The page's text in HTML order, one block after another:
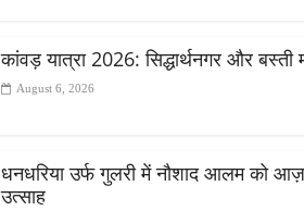
कांवड़ यात्रा 2026: सिद्धार्थनगर और
August 6, 2026
धनधरिया उर्फ गुलरी में नौशाद आलम को
उत्साह